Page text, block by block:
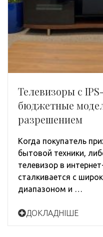
Телевизоры с
бюджетные
разрешением
Когда покупатель
бытовой техники,
телевизор в
сталкивается с
диапазоном и …
ДОКЛАДНІШЕ